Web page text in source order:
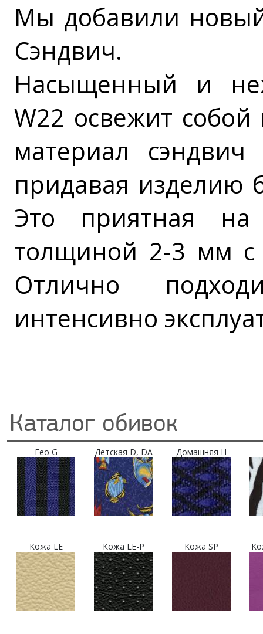
Мы добавили
Сэндвич.
Насыщенный и
W22 освежит
материал сэндвич
придавая изделию
Это приятная
толщиной 2-3 мм с
Отлично
интенсивно
Каталог обивок
Гео G Детская D, DA Домашняя H
Кожа LE Кожа LE-P Кожа SP